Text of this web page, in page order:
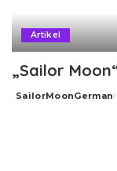
Artikel
„Sailor
Posted
SailorMoonGerman